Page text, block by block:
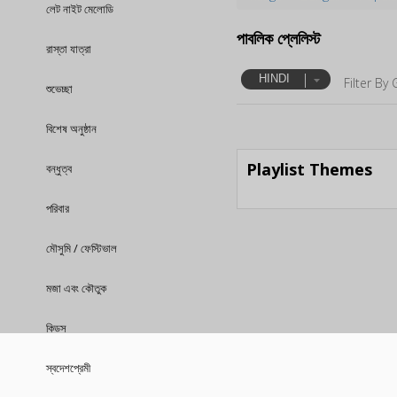
লেট নাইট মেলোডি
রাস্তা যাত্রা
শুভেচ্ছা
বিশেষ অনুষ্ঠান
বন্ধুত্ব
পরিবার
মৌসুমি / ফেস্টিভাল
মজা এবং কৌতুক
কিডস
স্বদেশপ্রেমী
পাবলিক প্লেলিস্ট
HINDI Filter By
Playlist Themes